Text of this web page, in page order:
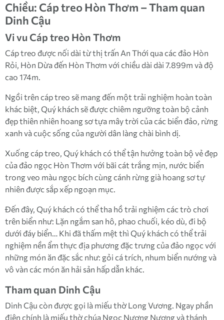
Chiều: Cáp treo Hòn Thơm – Tham quan
Dinh Cậu
Vi vu Cáp treo Hòn Thơm
Cáp treo được nối dài từ thị trấn An Thới qua các đảo Hòn
Rỏi, Hòn Dừa đến Hòn Thơm với chiều dài dài 7.899m và độ
cao 174m.
Ngồi trên cáp treo sẽ mang đến một trải nghiệm hoàn toàn
khác biệt, Quý khách sẽ được chiêm ngưỡng toàn bộ cảnh
đẹp thiên nhiên hoang sơ tựa mây trời của các biển đảo, rừng
xanh và cuộc sống của người dân làng chài bình dị.
Xuống cáp treo, Quý khách có thể tận hưởng toàn bộ vẻ đẹp
của đảo ngọc Hòn Thơm với bãi cát trắng mịn, nước biển
trong veo màu ngọc bích cùng cánh rừng già hoang sơ tự
nhiên được sắp xếp ngoạn mục.
Đến đây, Quý khách có thể tha hồ trải nghiệm các trò chơi
trên biển như: Lặn ngắm san hô, phao chuối, kéo dù, đi bộ
dưới đáy biển… Khi đã thấm mệt thì Quý khách có thể trải
nghiệm nền ẩm thực địa phương đặc trưng của đảo ngọc với
những món ăn đặc sắc như: gỏi cá trích, nhum biển nướng và
vô vàn các món ăn hải sản hấp dẫn khác.
Tham quan Dinh Cậu
Dinh Cậu còn được gọi là miếu thờ Long Vương. Ngay phần
điện chính là miếu thờ chúa Ngọc Nương Nương và thánh